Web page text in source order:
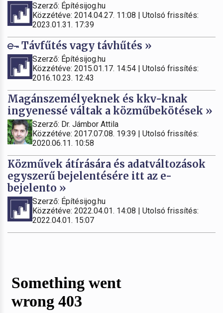
Szerző: Építésijog.hu
Közzétéve: 2014.04.27. 11:08 | Utolsó frissítés:
2023.01.31. 17:39
Távfűtés vagy távhűtés »
Szerző: Építésijog.hu
Közzétéve: 2015.01.17. 14:54 | Utolsó frissítés:
2016.10.23. 12:43
Magánszemélyeknek és kkv-knak
ingyenessé váltak a közműbekötések »
Szerző: Dr. Jámbor Attila
Közzétéve: 2017.07.08. 19:39 | Utolsó frissítés:
2020.06.11. 10:58
Közművek átírására és adatváltozások
egyszerű bejelentésére itt az e-
bejelento »
Szerző: Építésijog.hu
Közzétéve: 2022.04.01. 14:08 | Utolsó frissítés:
2022.04.01. 15:07